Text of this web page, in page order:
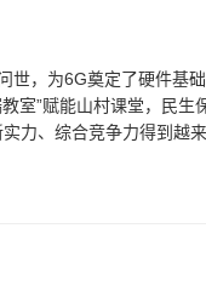
，为6G奠定了硬件基
室”赋能山村课堂，民生
力、综合竞争力得到越来